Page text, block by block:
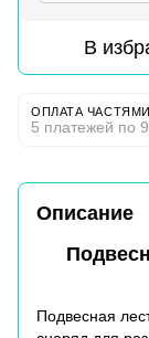
В
ОПЛАТА ЧАСТЯМИ
5 платежей по
Описание
Подвесная